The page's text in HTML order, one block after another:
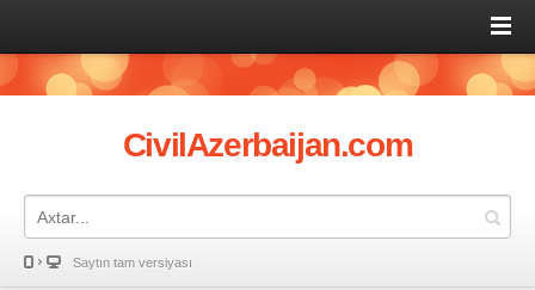
CivilAzerbaijan.com
Saytın tam versiyası